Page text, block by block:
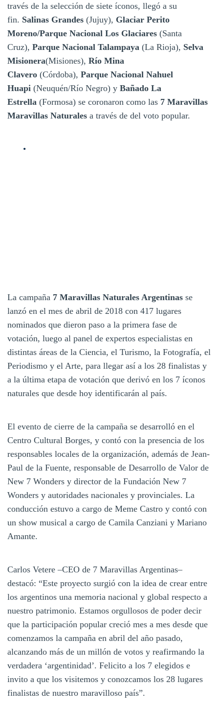
través de la selección de siete íconos, llegó a su
fin. Salinas Grandes (Jujuy), Glaciar Perito
Moreno/Parque Nacional Los Glaciares (Santa
Cruz), Parque Nacional Talampaya (La Rioja), Selva
Misionera(Misiones), Río Mina
Clavero (Córdoba), Parque Nacional Nahuel
Huapi (Neuquén/Río Negro) y Bañado La
Estrella (Formosa) se coronaron como las 7 Maravillas
Maravillas Naturales a través de del voto popular.
La campaña 7 Maravillas Naturales Argentinas se
lanzó en el mes de abril de 2018 con 417 lugares
nominados que dieron paso a la primera fase de
votación, luego al panel de expertos especialistas en
distintas áreas de la Ciencia, el Turismo, la Fotografía, el
Periodismo y el Arte, para llegar así a los 28 finalistas y
a la última etapa de votación que derivó en los 7 íconos
naturales que desde hoy identificarán al país.
El evento de cierre de la campaña se desarrolló en el
Centro Cultural Borges, y contó con la presencia de los
responsables locales de la organización, además de Jean-
Paul de la Fuente, responsable de Desarrollo de Valor de
New 7 Wonders y director de la Fundación New 7
Wonders y autoridades nacionales y provinciales. La
conducción estuvo a cargo de Meme Castro y contó con
un show musical a cargo de Camila Canziani y Mariano
Amante.
Carlos Vetere –CEO de 7 Maravillas Argentinas–
destacó: “Este proyecto surgió con la idea de crear entre
los argentinos una memoria nacional y global respecto a
nuestro patrimonio. Estamos orgullosos de poder decir
que la participación popular creció mes a mes desde que
comenzamos la campaña en abril del año pasado,
alcanzando más de un millón de votos y reafirmando la
verdadera ‘argentinidad’. Felicito a los 7 elegidos e
invito a que los visitemos y conozcamos los 28 lugares
finalistas de nuestro maravilloso país”.